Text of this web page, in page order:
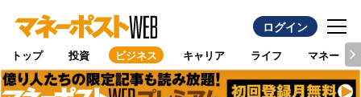
ログイン
トップ 投資 ビジネス キャリア ライフ マネー